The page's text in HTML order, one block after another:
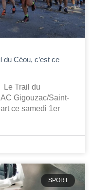
du Céou, c’est ce
Le Trail du
Gigouzac/Saint-
ce samedi 1er
SPORT